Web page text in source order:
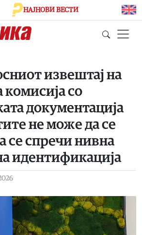
НАЈНОВИ ВЕСТИ
извештај на
комисија со
документација
не може да се
се спречи нивна
идентификација